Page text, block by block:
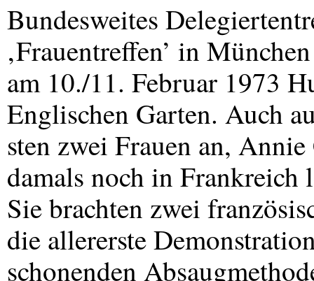
Bundesweites
‚Frauentreffen’ in
am 10./11. Februar 1973
Englischen Garten. Auch
sten zwei Frauen an,
damals noch in Frankreich
Sie brachten zwei
die allererste
schonenden